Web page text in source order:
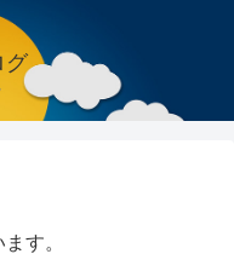
グ
す。